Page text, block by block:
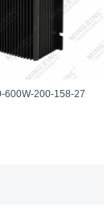
600W-200-158-27